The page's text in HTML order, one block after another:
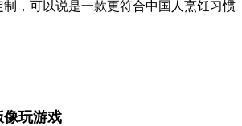
，可以说是一款更符合中国人烹饪习惯
像玩游戏